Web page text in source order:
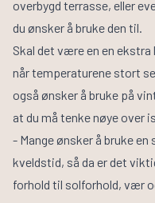
overbygd terrasse, eller
du ønsker å bruke den til.
Skal det være en en
når temperaturene stort
også ønsker å bruke på
at du må tenke nøye over
- Mange ønsker å bruke
kveldstid, så da er det
forhold til solforhold, vær